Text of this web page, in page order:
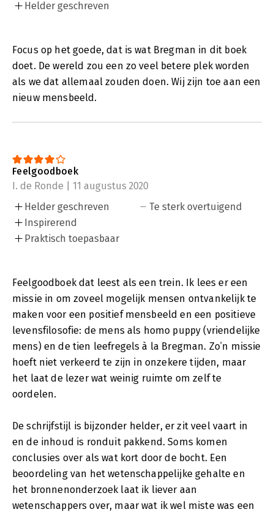
Helder geschreven
Focus op het goede, dat is wat Bregman in dit boek
doet. De wereld zou een zo veel betere plek worden
als we dat allemaal zouden doen. Wij zijn toe aan een
nieuw mensbeeld.
Feelgoodboek
I. de Ronde | 11 augustus 2020
Helder geschreven
Inspirerend
Praktisch toepasbaar
Te sterk overtuigend
Feelgoodboek dat leest als een trein. Ik lees er een
missie in om zoveel mogelijk mensen ontvankelijk te
maken voor een positief mensbeeld en een positieve
levensfilosofie: de mens als homo puppy (vriendelijke
mens) en de tien leefregels à la Bregman. Zo’n missie
hoeft niet verkeerd te zijn in onzekere tijden, maar
het laat de lezer wat weinig ruimte om zelf te
oordelen.
De schrijfstijl is bijzonder helder, er zit veel vaart in
en de inhoud is ronduit pakkend. Soms komen
conclusies over als wat kort door de bocht. Een
beoordeling van het wetenschappelijke gehalte en
het bronnenonderzoek laat ik liever aan
wetenschappers over, maar wat ik wel miste was een